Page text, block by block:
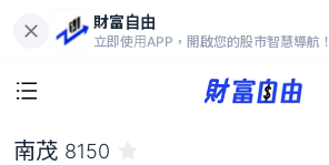
財富自由
立即使用APP，開啟您的股市智慧導航！
86.50
4.84%
南茂 8150